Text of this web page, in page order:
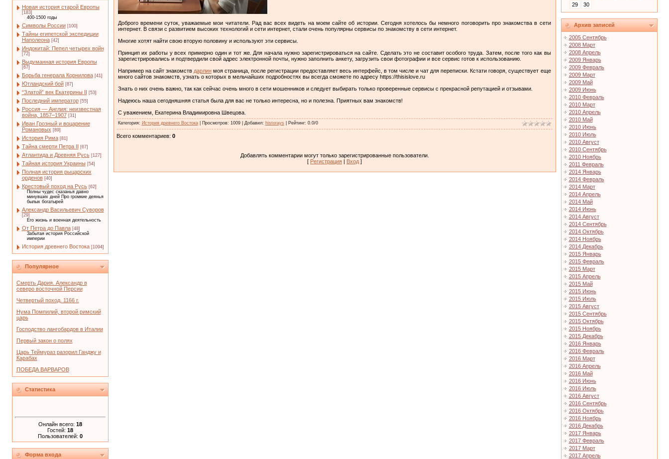
Новая история старой Европы
[183]
400-1500 годы
Символы России [100]
Тайны египетской экспедиции
Наполеона [42]
Индокитай: Пепел четырех войн
[72]
Выдуманная история Европы
[67]
Борьба генерала Корнилова [41]
Ютландский бой [87]
“Златой” век Екатерины II [53]
Последний император [55]
Россия — Англия: неизвестная
война, 1857–1907 [31]
Иван Грозный и воцарение
Романовых [89]
История Рима [81]
Тайна смерти Петра II [67]
Атлантида и Древняя Русь [127]
Тайная история Украины [54]
Полная история рыцарских
орденов [40]
Крестовый поход на Русь [62]
Полны чудес сказанья давно
минувших дней Про громкие деянья
былых богатырей
Александр Васильевич Суворов
[29]
Его жизнь и военная деятельность
От Петра до Павла [48]
Забытая история Российской
империи
История древнего Востока [1094]
Популярное
Смерть Дария. Александр в
северо восточной Персии
Четвертый поход. 1166 г.
Нума Помпилий, второй римский
царь
Господство лангобардов в Италии
Первый закон о полях
Царь Теймураз разорил Ганджу и
Карабах
ПОБЕДА ВАРВАРОВ
Статистика
Онлайн всего: 18
Гостей: 18
Пользователей: 0
Форма входа
Доброго времени суток, уважаемые мои читатели. Рад вас всех видеть на моем сайте об истории. Сегодня хотелось бы немного поговорить про знакомства в сети
интернет. В связи с развитием высоких технологий и сети интернет, стали очень популярны сервисы по знакомству в сети интернет.
Многие хотят найти свою вторую половину и используют эти сервисы.
Принцип их работы у всех примерно один и тот же. Для начала нужно зарегистрироваться на сайте. Сделать это не составит особого труда. Затем, после того как вы
зарегистрировались и подтвердили свой адрес электронной почты, нужно заполнить анкету, загрузить свои фотографии и все сервис готов к использованию.
Например на сайт знакомств дарлинмоя страница, после регистрации предоставляет весь интерфейс, в том числе и чат для переписки. Кстати говоря, существует еще
много сайтов знакомств, узнать о которых в мельчайших подробностях вы всегда сможете по адресу https://thisislove.ru
Знать о них очень важно, так как сейчас очень много в сети мошенников и следует выбирать только проверенные сервисы с прекрасной репутацией и отзывами.
Надеюсь наша сегодняшняя статья была для вас не только интересна, но и полезна. Приятных вам знакомств!
С уважением, Екатерина Владимировна Швецова.
Категория: История древнего Востока| Просмотров: 1009| Добавил: historays Рейтинг: 0.0/0
Всего комментариев: 0
Добавлять комментарии могут только зарегистрированные пользователи.
[ Регистрация | Вход ]
29
30
Архив записей
2005 Сентябрь
2008 Март
2008 Апрель
2009 Январь
2009 Февраль
2009 Март
2009 Май
2009 Июнь
2010 Февраль
2010 Март
2010 Апрель
2010 Май
2010 Июнь
2010 Июль
2010 Август
2010 Сентябрь
2010 Ноябрь
2011 Февраль
2014 Январь
2014 Февраль
2014 Март
2014 Апрель
2014 Май
2014 Июнь
2014 Август
2014 Сентябрь
2014 Октябрь
2014 Ноябрь
2014 Декабрь
2015 Январь
2015 Февраль
2015 Март
2015 Апрель
2015 Май
2015 Июнь
2015 Июль
2015 Август
2015 Сентябрь
2015 Октябрь
2015 Ноябрь
2015 Декабрь
2016 Январь
2016 Февраль
2016 Март
2016 Апрель
2016 Май
2016 Июнь
2016 Июль
2016 Август
2016 Сентябрь
2016 Октябрь
2016 Ноябрь
2016 Декабрь
2017 Январь
2017 Февраль
2017 Март
2017 Апрель